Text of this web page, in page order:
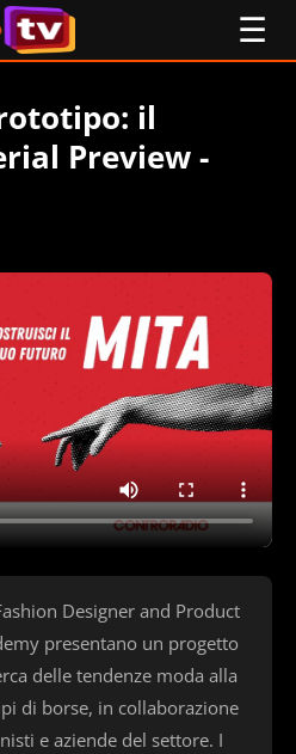
☰
il
Preview -
Designer and Product
presentano un progetto
delle tendenze moda alla
di borse, in collaborazione
e aziende del settore. I